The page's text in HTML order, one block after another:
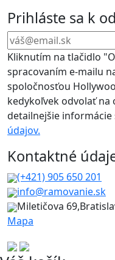
Prihláste sa k
Kliknutím na tlačidlo
spracovaním e-mailu
spoločnosťou
kedykoľvek odvolať na
detailnejšie
údajov.
Kontaktné
(+421) 905 650 201
info@ramovanie.sk
Miletičova
Mapa